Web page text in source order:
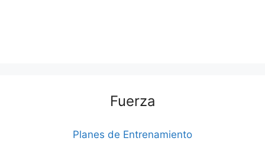
Fuerza
Planes de Entrenamiento